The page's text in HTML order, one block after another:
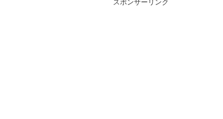
スポンサーリンク